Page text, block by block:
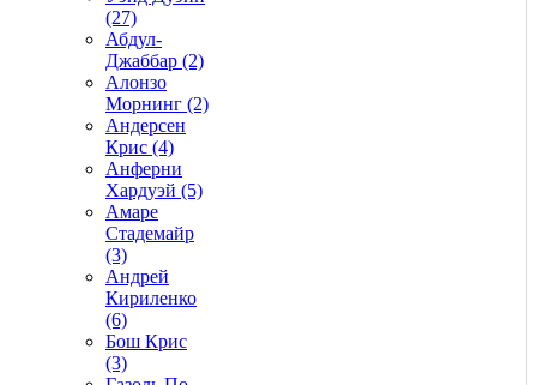
(27)
Абдул-
Джаббар (2)
Алонзо
Морнинг (2)
Андерсен
Крис (4)
Анферни
Xардуэй (5)
Амаре
Стадемайр
(3)
Андрей
Кириленко
(6)
Бош Крис
(3)